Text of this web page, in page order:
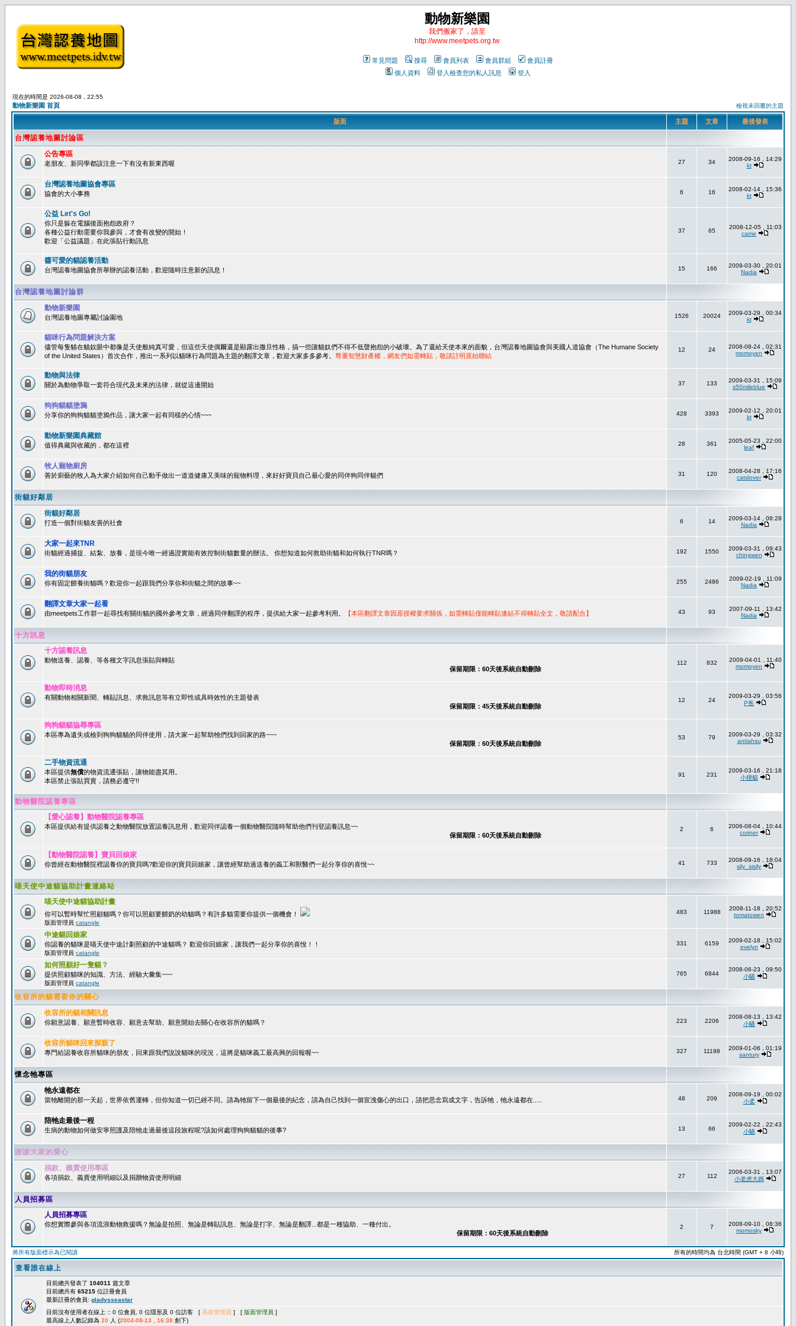
動物新樂園
我們搬家了，請至
http://www.meetpets.org.tw
常見問題 搜尋 會員列表 會員群組
會員註冊
個人資料
登入檢查您的私人訊息 登入
現在的時間是 2026-08-08 , 22:55
動物新樂園 首頁 檢視未回覆的主題
版面 主題 文章 最後發表
台灣認養地圖討論區
公告專區
老朋友、新同學都該注意一下有沒有新東西喔 27 34
2008-09-16 , 14:29
kt
台灣認養地圖協會專區
協會的大小事務 6 16
2008-02-14 , 15:36
kt
公益 Let's Go!
你只是躲在電腦後面抱怨政府？
各種公益行動需要你我參與，才會有改變的開始！
歡迎「公益議題」在此張貼行動訊息
37 65
2008-12-05 , 11:03
carrie
醬可愛的貓認養活動
台灣認養地圖協會所舉辦的認養活動，歡迎隨時注意新的訊息！ 15 166
2009-03-30 , 20:01
Nadia
台灣認養地圖討論群
動物新樂園
台灣認養地圖專屬討論園地 1526 20024
2009-03-29 , 00:34
kt
貓咪行為問題解決方案
儘管每隻貓在貓奴眼中都像是天使般純真可愛，但這些天使偶爾還是顯露出撒旦性格，搞一些讓貓奴們不得不低聲抱怨的小破壞。為了還給天使本來的面貌，台灣認養地圖協會與美國人道協會（The Humane Society
of the United States）首次合作，推出一系列以貓咪行為問題為主題的翻譯文章，歡迎大家多多參考。 尊重智慧財產權，網友們如需轉貼，敬請註明原始聯結
12 24
2008-08-24 , 02:31
momoyen
動物與法律
關於為動物爭取一套符合現代及未來的法律，就從這邊開始 37 133
2009-03-31 , 15:09
s50mileblue
狗狗貓貓塗鴉
分享你的狗狗貓貓塗鴉作品，讓大家一起有同樣的心情~~~ 428 3393
2009-02-12 , 20:01
kt
動物新樂園典藏館
值得典藏與收藏的，都在這裡 28 361
2005-05-23 , 22:00
leaf
牧人寵物廚房
善於廚藝的牧人為大家介紹如何自己動手做出一道道健康又美味的寵物料理，來好好寶貝自己最心愛的同伴狗同伴貓們 31 120
2008-04-28 , 17:16
catslover
街貓好鄰居
街貓好鄰居
打造一個對街貓友善的社會 6 14
2009-03-14 , 08:28
Nadia
大家一起來TNR
街貓經過捕捉、結紮、放養，是現今唯一經過證實能有效控制街貓數量的辦法。 你想知道如何救助街貓和如何執行TNR嗎？ 192 1550
2009-03-31 , 09:43
chingwen
我的街貓朋友
你有固定餵養街貓嗎？歡迎你一起跟我們分享你和街貓之間的故事~~ 255 2486
2009-02-19 , 11:09
Nadia
翻譯文章大家一起看
由meetpets工作群一起尋找有關街貓的國外參考文章，經過同伴翻譯的程序，提供給大家一起參考利用。 【本區翻譯文章因原授權要求關係，如需轉貼僅能轉貼連結不得轉貼全文，敬請配合】 43 93
2007-09-11 , 13:42
Nadia
十方訊息
十方認養訊息
動物送養、認養、等各種文字訊息張貼與轉貼
保留期限：60天後系統自動刪除
112 832
2009-04-01 , 11:40
momoyen
動物即時消息
有關動物相關新聞、轉貼訊息、求救訊息等有立即性或具時效性的主題發表
保留期限：45天後系統自動刪除
12 24
2009-03-29 , 03:56
P爸
狗狗貓貓協尋專區
本區專為遺失或檢到狗狗貓貓的同伴使用，請大家一起幫助牠們找到回家的路~~~
保留期限：60天後系統自動刪除
53 79
2009-03-29 , 03:32
antiahsu
二手物資流通
本區提供無償的物資流通張貼，讓物能盡其用。
本區禁止張貼買賣，請務必遵守!!
91 231
2009-03-16 , 21:18
小狸貓
動物醫院認養專區
【愛心認養】動物醫院認養專區
本區提供給有提供認養之動物醫院放置認養訊息用，歡迎同伴認養一個動物醫院隨時幫助他們刊登認養訊息~~
保留期限：60天後系統自動刪除
2 6
2006-08-04 , 10:44
coriner
【動物醫院認養】寶貝回娘家
你曾經在動物醫院裡認養你的寶貝嗎?歡迎你的寶貝回娘家，讓曾經幫助過送養的義工和獸醫們一起分享你的喜悅~~ 41 733
2008-09-16 , 18:04
sily_sisily
喵天使中途貓協助計畫連絡站
喵天使中途貓協助計畫
你可以暫時幫忙照顧貓嗎？你可以照顧要餵奶的幼貓嗎？有許多貓需要你提供一個機會！
版面管理員 catangle
483 11988
2008-11-18 , 20:52
tomatowen
中途貓回娘家
你認養的貓咪是喵天使中途計劃照顧的中途貓嗎？ 歡迎你回娘家，讓我們一起分享你的喜悅！！
版面管理員 catangle
331 6159
2009-02-18 , 15:02
evelyn
如何照顧好一隻貓？
提供照顧貓咪的知識、方法、經驗大彙集~~~
版面管理員 catangle
765 6844
2008-06-23 , 09:50
小騷
收容所的貓需要你的關心
收容所的貓相關訊息
你願意認養、願意暫時收容、願意去幫助、願意開始去關心在收容所的貓嗎？ 223 2206
2008-08-13 , 13:42
小騷
收容所貓咪回來探親了
專門給認養收容所貓咪的朋友，回來跟我們說說貓咪的現況，這將是貓咪義工最高興的回報喔~~ 327 11198
2009-01-06 , 01:19
santury
懷念牠專區
牠永遠都在
當牠離開的那一天起，世界依舊運轉，但你知道一切已經不同。請為牠留下一個最後的紀念，請為自己找到一個宣洩傷心的出口，請把思念寫成文字，告訴牠，牠永遠都在..... 48 209
2008-09-19 , 00:02
小柔
陪牠走最後一程
生病的動物如何做安寧照護及陪牠走過最後這段旅程呢?該如何處理狗狗貓貓的後事? 13 66
2009-02-22 , 22:43
小騷
謝謝大家的愛心
捐款、義賣使用專區
各項捐款、義賣使用明細以及捐贈物資使用明細 27 112
2006-03-31 , 13:07
小老虎大媽
人員招募區
人員招募專區
你想實際參與各項流浪動物救援嗎？無論是拍照、無論是轉貼訊息、無論是打字、無論是翻譯...都是一種協助、一種付出。
保留期限：60天後系統自動刪除
2 7
2008-09-10 , 08:36
momosky
將所有版面標示為已閱讀 所有的時間均為 台北時間 (GMT + 8 小時)
查看誰在線上
目前總共發表了 104011 篇文章
目前總共有 65215 位註冊會員
最新註冊的會員: gladysseastar
目前沒有使用者在線上 :: 0 位會員, 0 位隱形及 0 位訪客 [ 系統管理員 ] [ 版面管理員 ]
最高線上人數記錄為 20 人 (2004-08-13 , 16:38 創下)